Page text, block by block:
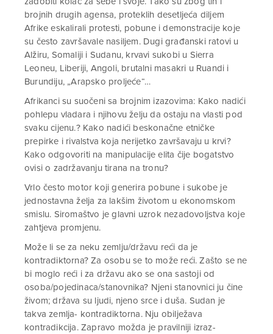
brojnih drugih agensa, proteklih desetljeća diljem
Afrike eskalirali protesti, pobune i demonstracije koje
su često završavale nasiljem. Dugi građanski ratovi u
Alžiru, Somaliji i Sudanu, krvavi sukobi u Sierra
Leoneu, Liberiji, Angoli, brutalni masakri u Ruandi i
Burundiju, „Arapsko proljeće“…
Afrikanci su suočeni sa brojnim izazovima: Kako nadići
pohlepu vladara i njihovu želju da ostaju na vlasti pod
svaku cijenu.? Kako nadići beskonačne etničke
prepirke i rivalstva koja nerijetko završavaju u krvi?
Kako odgovoriti na manipulacije elita čije bogatstvo
ovisi o zadržavanju tirana na tronu?
Vrlo često motor koji generira pobune i sukobe je
jednostavna želja za lakšim životom u ekonomskom
smislu. Siromaštvo je glavni uzrok nezadovoljstva koje
zahtjeva promjenu.
Može li se za neku zemlju/državu reći da je
kontradiktorna? Za osobu se to može reći. Zašto se ne
bi moglo reći i za državu ako se ona sastoji od
osoba/pojedinaca/stanovnika? Njeni stanovnici ju čine
živom; država su ljudi, njeno srce i duša. Sudan je
takva zemlja- kontradiktorna. Nju obilježava
kontradikcija. Zapravo možda je pravilniji izraz-